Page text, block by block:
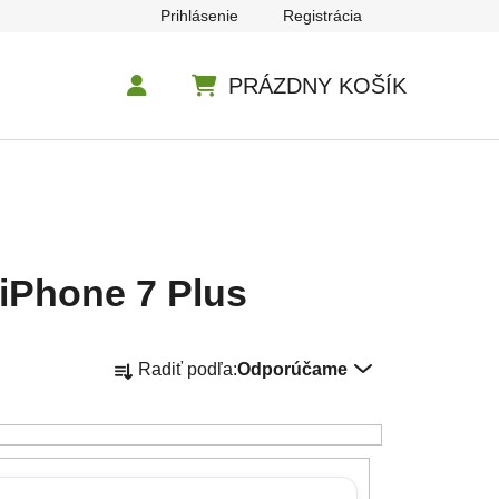
Prihlásenie Registrácia
PRÁZDNY KOŠÍK
7 Plus
Radiť podľa:Odporúčame